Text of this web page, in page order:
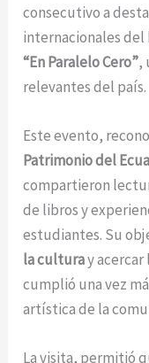
consecutivo a
internacionales del
“En Paralelo Cero”,
relevantes del país.
Este evento,
Patrimonio del
compartieron
de libros y
estudiantes. Su
la culturay
cumplió una vez
artística de la
La visita, permitió